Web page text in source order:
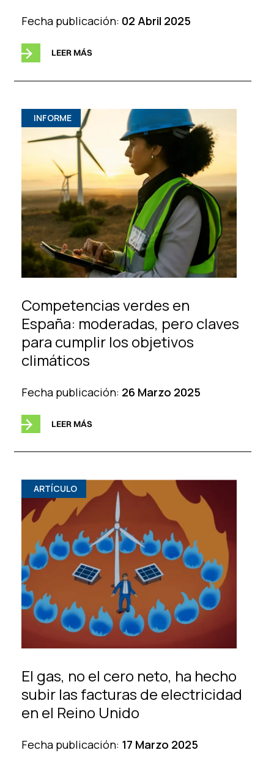
Fecha publicación: 02 Abril 2025
LEER MÁS
INFORME
Competencias verdes en
España: moderadas, pero claves
para cumplir los objetivos
climáticos
Fecha publicación: 26 Marzo 2025
LEER MÁS
ARTÍCULO
El gas, no el cero neto, ha hecho
subir las facturas de electricidad
en el Reino Unido
Fecha publicación: 17 Marzo 2025